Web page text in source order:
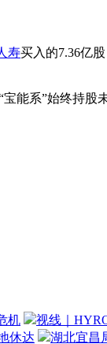
寿买入的7.36亿股
能系”始终持股
机 视线｜
休达 湖北宜昌